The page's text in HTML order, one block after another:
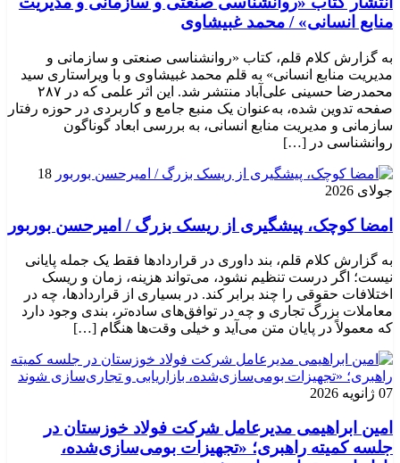
منابع انسانی» / محمد غبیشاوی
به گزارش کلام قلم، کتاب «روانشناسی صنعتی و سازمانی و
مدیریت منابع انسانی» به قلم محمد غبیشاوی و با ویراستاری سید
محمدرضا حسینی علی‌آباد منتشر شد. این اثر علمی که در ۲۸۷
صفحه تدوین شده، به‌عنوان یک منبع جامع و کاربردی در حوزه رفتار
سازمانی و مدیریت منابع انسانی، به بررسی ابعاد گوناگون
روانشناسی در […]
18
جولای 2026
امضا کوچک، پیشگیری از ریسک بزرگ / امیرحسن بوربور
به گزارش کلام قلم، بند داوری در قراردادها فقط یک جمله پایانی
نیست؛ اگر درست تنظیم نشود، می‌تواند هزینه، زمان و ریسک
اختلافات حقوقی را چند برابر کند. در بسیاری از قراردادها، چه در
معاملات بزرگ تجاری و چه در توافق‌های ساده‌تر، بندی وجود دارد
که معمولاً در پایان متن می‌آید و خیلی وقت‌ها هنگام […]
07 ژانویه 2026
امین ابراهیمی مدیرعامل شرکت فولاد خوزستان در
جلسه کمیته راهبری؛ «تجهیزات بومی‌سازی‌شده،